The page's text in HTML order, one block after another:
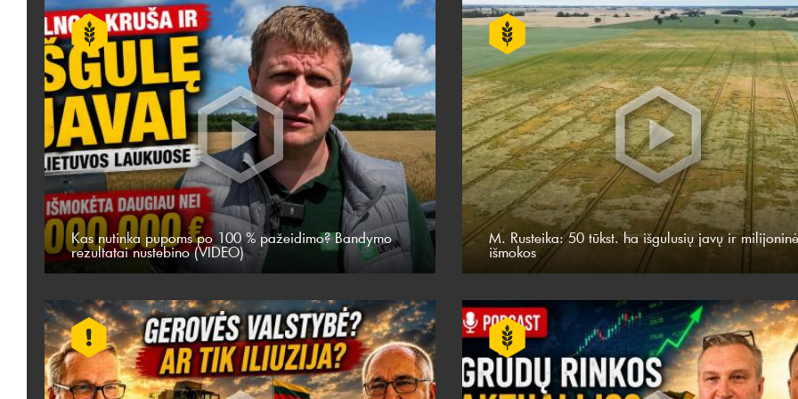
Kas nutinka pupoms po 100 % pažeidimo? Bandymo
rezultatai nustebino (VIDEO)
M. Rusteika: 50 tūkst. ha išgulusių javų ir
išmokos